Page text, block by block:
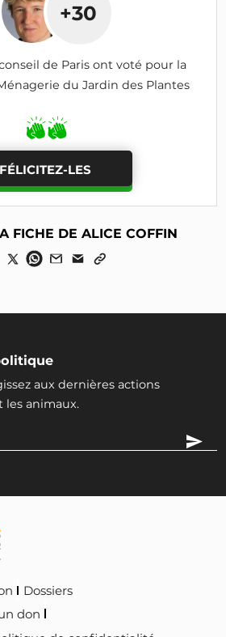
+30
de Paris ont voté pour la
du Jardin des Plantes
FÉLICITEZ-LES
FICHE DE ALICE COFFIN
aux dernières actions
les animaux.
Dossiers
don